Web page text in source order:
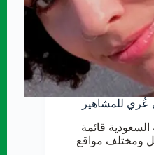
عُري للمشاهير
قائمة
ومختلف مواقع